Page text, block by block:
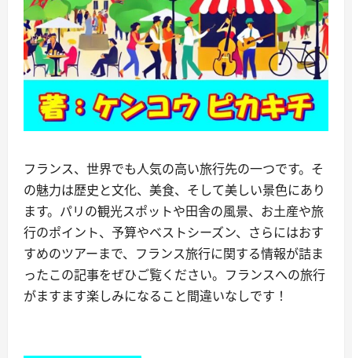
フランス、世界でも人気の高い旅行先の一つです。そ
の魅力は歴史と文化、美食、そして美しい景色にあり
ます。パリの観光スポットや田舎の風景、お土産や旅
行のポイント、予算やベストシーズン、さらにはおす
すめのツアーまで、フランス旅行に関する情報が詰ま
ったこの記事をぜひご覧ください。フランスへの旅行
がますます楽しみになること間違いなしです！